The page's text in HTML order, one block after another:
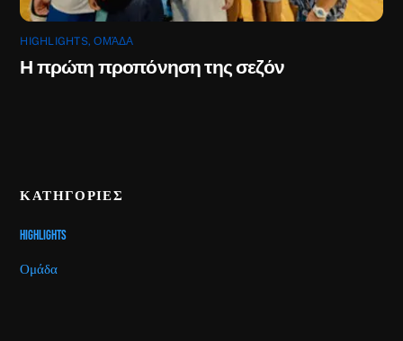
HIGHLIGHTS,ΟΜΆΔΑ
Η πρώτη προπόνηση της σεζόν
ΚΑΤΗΓΟΡΙΕΣ
Highlights
Ομάδα